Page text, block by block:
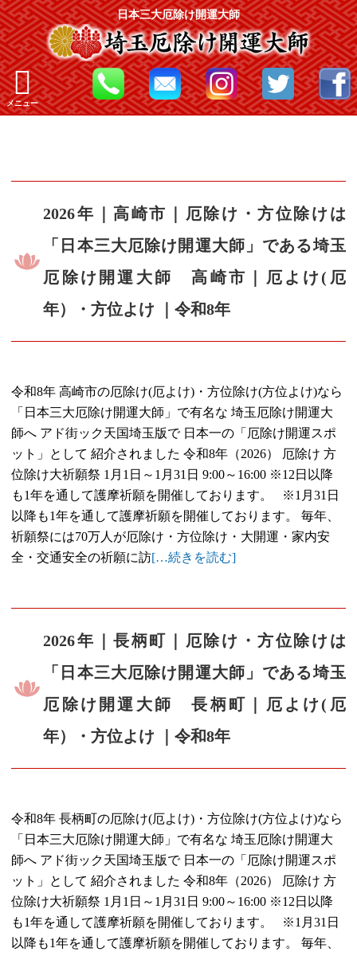
日本三大厄除け開運大師
メニュー
2026年｜高崎市｜厄除け・方位除けは
「日本三大厄除け開運大師」である埼玉
厄除け開運大師 高崎市｜厄よけ(厄
年）・方位よけ ｜令和8年
令和8年 高崎市の厄除け(厄よけ)・方位除け(方位よけ)なら
「日本三大厄除け開運大師」で有名な 埼玉厄除け開運大
師へ アド街ック天国埼玉版で 日本一の「厄除け開運スポ
ット」として 紹介されました 令和8年（2026） 厄除け 方
位除け大祈願祭 1月1日～1月31日 9:00～16:00 ※12日以降
も1年を通して護摩祈願を開催しております。 ※1月31日
以降も1年を通して護摩祈願を開催しております。 毎年、
祈願祭には70万人が厄除け・方位除け・大開運・家内安
全・交通安全の祈願に訪[…続きを読む]
2026年｜長柄町｜厄除け・方位除けは
「日本三大厄除け開運大師」である埼玉
厄除け開運大師 長柄町｜厄よけ(厄
年）・方位よけ ｜令和8年
令和8年 長柄町の厄除け(厄よけ)・方位除け(方位よけ)なら
「日本三大厄除け開運大師」で有名な 埼玉厄除け開運大
師へ アド街ック天国埼玉版で 日本一の「厄除け開運スポ
ット」として 紹介されました 令和8年（2026） 厄除け 方
位除け大祈願祭 1月1日～1月31日 9:00～16:00 ※12日以降
も1年を通して護摩祈願を開催しております。 ※1月31日
以降も1年を通して護摩祈願を開催しております。 毎年、